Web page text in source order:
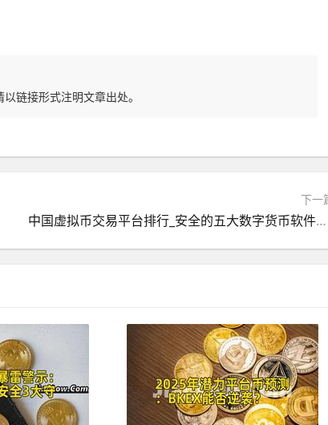
链接形式注明文章出处。
下一
中国虚拟币交易平台排行_安全的五大数字货币软件排名盘点